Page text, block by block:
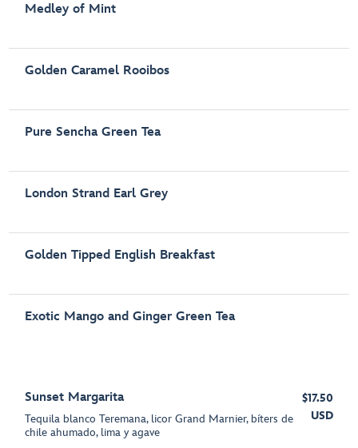
Medley of Mint
Golden Caramel Rooibos
Pure Sencha Green Tea
London Strand Earl Grey
Golden Tipped English Breakfast
Exotic Mango and Ginger Green Tea
Sunset Margarita
Tequila blanco Teremana, licor Grand Marnier, bíters de
chile ahumado, lima y agave
$17.50
USD